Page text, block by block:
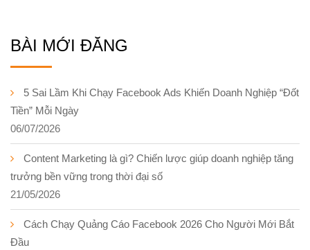
BÀI MỚI ĐĂNG
5 Sai Lầm Khi Chạy Facebook Ads Khiến Doanh Nghiệp “Đốt
Tiền” Mỗi Ngày
06/07/2026
Content Marketing là gì? Chiến lược giúp doanh nghiệp tăng
trưởng bền vững trong thời đại số
21/05/2026
Cách Chạy Quảng Cáo Facebook 2026 Cho Người Mới Bắt
Đầu